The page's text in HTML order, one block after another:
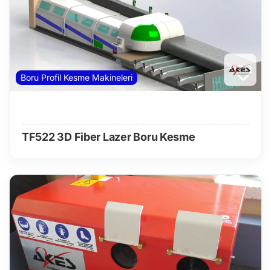
Boru Profil Kesme Makineleri
TF522 3D Fiber Lazer Boru Kesme